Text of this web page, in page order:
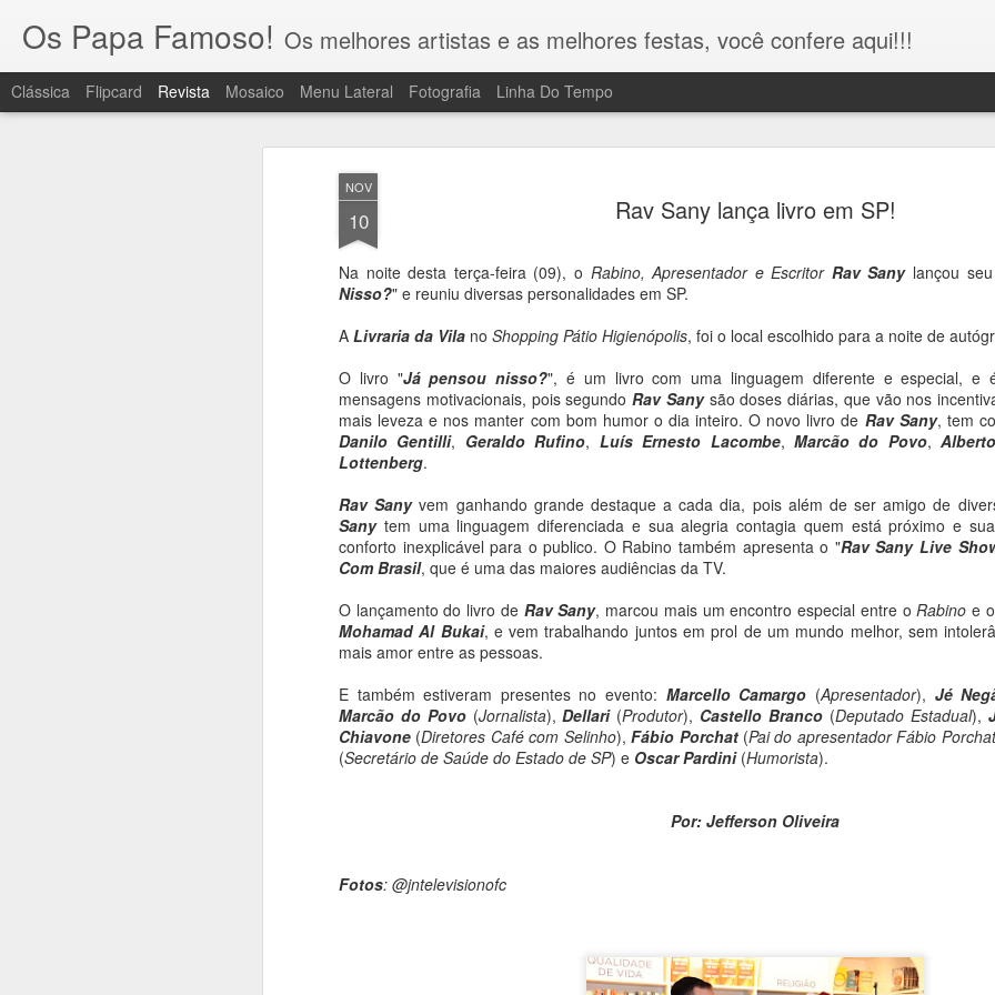
NOV
10 Rav Sany lança livro em SP!
Na noite desta terça-feira (09), o Rabino, Apresentador e Escritor Rav Sanylançou
Nisso?" e reuniu diversas personalidades em SP.
A Livraria da Vila no Shopping Pátio Higienópolis, foi o local escolhido para a noite de
O livro "Já pensou nisso?", é um livro com uma linguagem diferente e especial, e
mensagens motivacionais, pois segundo Rav Sanysão doses diárias, que vão nos
mais leveza e nos manter com bom humor o dia inteiro. O novo livro de Rav Sany, tem
Danilo Gentilli, Geraldo Rufino, Luís Ernesto Lacombe,Marcão do Povo,
Lottenberg.
Rav Sanyvem ganhando grande destaque a cada dia, pois além de ser amigo de
Sanytem uma linguagem diferenciada e sua alegria contagia quem está próximo e
conforto inexplicável para o publico. O Rabino também apresenta o "Rav Sany Live
Com Brasil, que é uma das maiores audiências da TV.
O lançamento do livro de Rav Sany, marcou mais um encontro especial entre oRabino e o
Mohamad Al Bukai, e vem trabalhando juntos em prol de um mundo melhor, sem
mais amor entre as pessoas.
E também estiveram presentes no evento: Marcello Camargo (Apresentador), Jé
Marcão do Povo(Jornalista),Dellari (Produtor), Castello Branco (Deputado Estadual),
Chiavone (Diretores Café com Selinho),Fábio Porchat(Pai do apresentador Fábio Porchat
(Secretário de Saúde do Estado de SP) e Oscar Pardini(Humorista).
Por: Jefferson Oliveira
Fotos: @jntelevisionofc
Os Papa Famoso! Os melhores artistas e as melhores festas, você confere aqui!!!
Clássica Flipcard Revista Mosaico Menu Lateral Fotografia Linha Do Tempo
ganha "Três Graças" de
presente em SP!!!
Na noite da última segunda feira 16/03, o ator, diretor e escritor
"A Partilha e outras peças teatrais", na Livraria da Vila na Av.
Durante o evento, Miguel Falabella recebeu um presente
de Jefferson Oliveira, conhecido como "Rei das Entrevistas". O
grande momento, aconteceu quando o Rei das Entrevistas, deu
Globo. Miguel Falabella ficou muito feliz, impressionado e
encantado com a surpresa e fez um post em seu Instagram
comentando sobre o presente recebido de Jefferson Oliveira.